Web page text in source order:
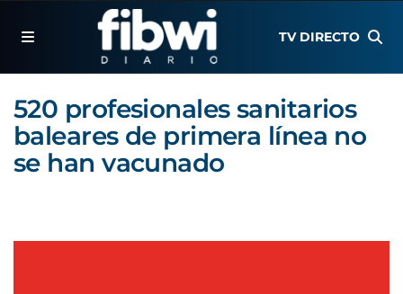
TV DIRECTO
520 profesionales sanitarios
baleares de primera línea no
se han vacunado